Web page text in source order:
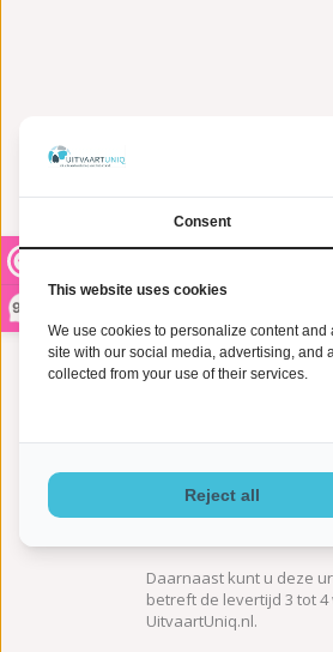
9,2
Dehandgemaakte urn
keramische urn, van
weegt 2.50 kg en heeft
kaarsje aansteken ter
Daarnaast kunt u deze
betreft de levertijd 3 tot
UitvaartUniq.nl.
Consent
This website uses cookies
We use cookies to personalize content
site with our social media, advertising, and
collected from your use of their services.
Reject all